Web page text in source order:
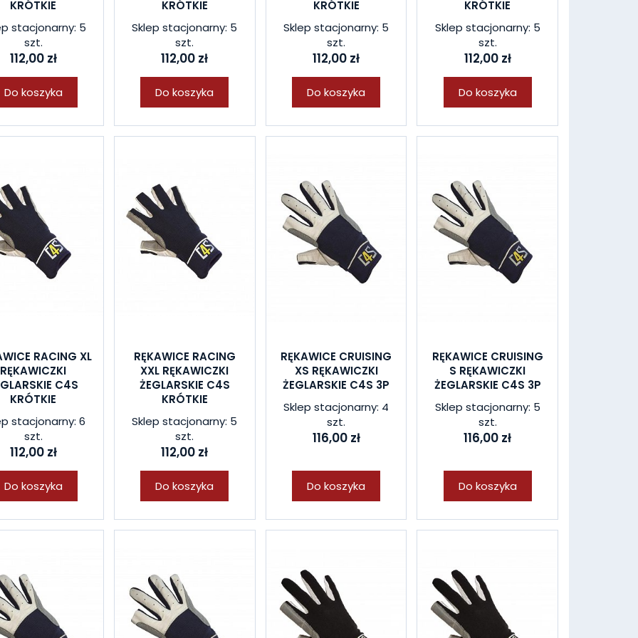
KRÓTKIE
stacjonarny: 5
szt.
112,00 zł
Do koszyka
KRÓTKIE
Sklep stacjonarny: 5
szt.
112,00 zł
Do koszyka
KRÓTKIE
Sklep stacjonarny: 5
szt.
112,00 zł
Do koszyka
KRÓTKIE
Sklep stacjonarny: 5
szt.
112,00 zł
Do koszyka
RACING XL
RĘKAWICZKI
C4S
KRÓTKIE
stacjonarny: 6
szt.
112,00 zł
Do koszyka
RĘKAWICE RACING
XXL RĘKAWICZKI
ŻEGLARSKIE C4S
KRÓTKIE
Sklep stacjonarny: 5
szt.
112,00 zł
Do koszyka
RĘKAWICE CRUISING
XS RĘKAWICZKI
ŻEGLARSKIE C4S 3P
Sklep stacjonarny: 4
szt.
116,00 zł
Do koszyka
RĘKAWICE CRUISING
S RĘKAWICZKI
ŻEGLARSKIE C4S 3P
Sklep stacjonarny: 5
szt.
116,00 zł
Do koszyka